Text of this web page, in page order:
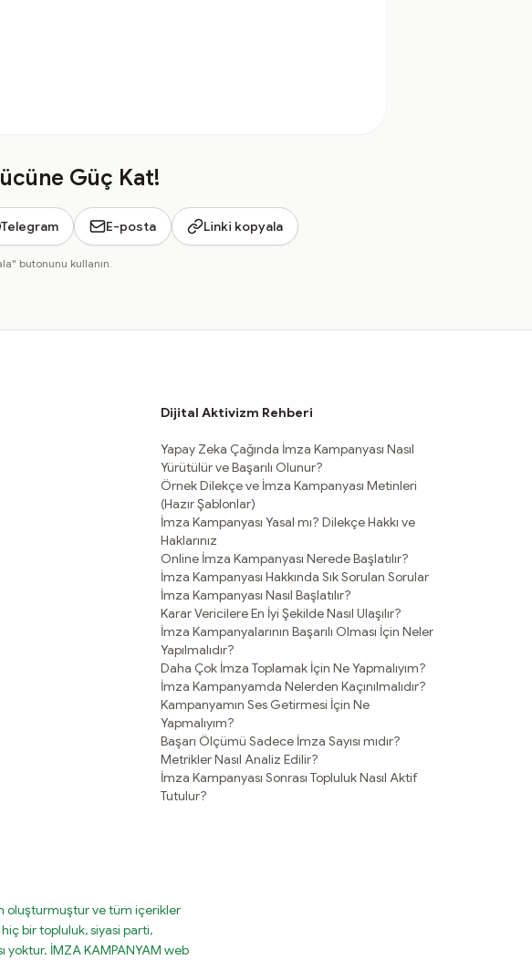
Güç Kat!
Telegram E-posta Linki kopyala
butonunu kullanın.
Dijital Aktivizm Rehberi
Yapay Zeka Çağında İmza Kampanyası Nasıl
Yürütülür ve Başarılı Olunur?
Örnek Dilekçe ve İmza Kampanyası Metinleri
(Hazır Şablonlar)
İmza Kampanyası Yasal mı? Dilekçe Hakkı ve
Haklarınız
Online İmza Kampanyası Nerede Başlatılır?
İmza Kampanyası Hakkında Sık Sorulan Sorular
İmza Kampanyası Nasıl Başlatılır?
Karar Vericilere En İyi Şekilde Nasıl Ulaşılır?
İmza Kampanyalarının Başarılı Olması İçin Neler
Yapılmalıdır?
Daha Çok İmza Toplamak İçin Ne Yapmalıyım?
İmza Kampanyamda Nelerden Kaçınılmalıdır?
Kampanyamın Ses Getirmesi İçin Ne
Yapmalıyım?
Başarı Ölçümü Sadece İmza Sayısı mıdır?
Metrikler Nasıl Analiz Edilir?
İmza Kampanyası Sonrası Topluluk Nasıl Aktif
Tutulur?
oluşturmuştur ve tüm içerikler
hiç bir topluluk, siyasi parti,
yoktur. İMZA KAMPANYAM web